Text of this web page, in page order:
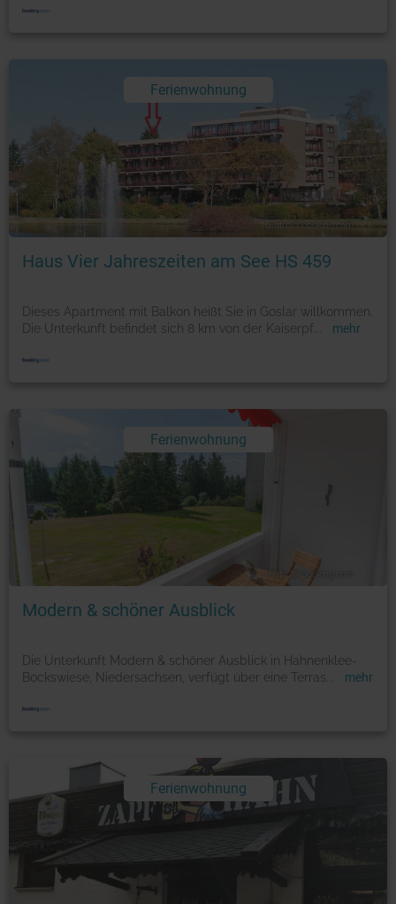
Ferienwohnung
Foto: © booking.com
Haus Vier Jahreszeiten am See HS 459
Dieses Apartment mit Balkon heißt Sie in Goslar willkommen.
Die Unterkunft befindet sich 8 km von der Kaiserpf
mehr
Ferienwohnung
Foto: © booking.com
Modern & schöner Ausblick
Die Unterkunft Modern & schöner Ausblick in Hahnenklee-
Bockswiese, Niedersachsen, verfügt über eine Terras
mehr
Ferienwohnung